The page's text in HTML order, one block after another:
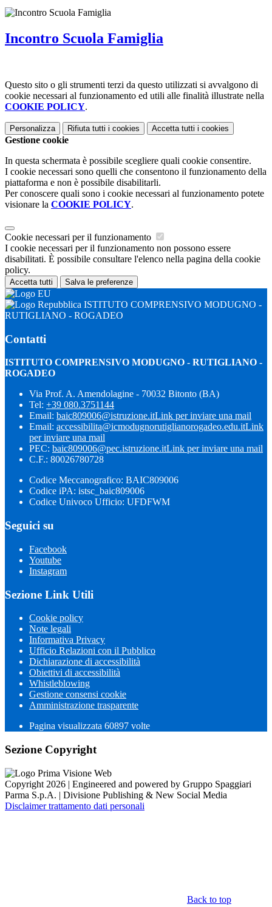
Incontro Scuola Famiglia
Questo sito o gli strumenti terzi da questo utilizzati si avvalgono di
cookie necessari al funzionamento ed utili alle finalità illustrate nella
COOKIE POLICY.
Personalizza Rifiuta tutti i cookies Accetta tutti i cookies
Gestione cookie
In questa schermata è possibile scegliere quali cookie consentire.
I cookie necessari sono quelli che consentono il funzionamento della
piattaforma e non è possibile disabilitarli.
Per conoscere quali sono i cookie necessari al funzionamento potete
visionare la COOKIE POLICY.
Cookie necessari per il funzionamento
I cookie necessari per il funzionamento non possono essere
disabilitati. È possibile consultare l'elenco nella pagina della cookie
policy.
Accetta tutti Salva le preferenze
ISTITUTO COMPRENSIVO MODUGNO -
RUTIGLIANO - ROGADEO
Contatti
ISTITUTO COMPRENSIVO MODUGNO - RUTIGLIANO -
ROGADEO
Via Prof. A. Amendolagine - 70032 Bitonto (BA)
Tel: +39 080.3751144
Email: baic809006@istruzione.itLink per inviare una mail
Email: accessibilita@icmodugnorutiglianorogadeo.edu.itLink
per inviare una mail
PEC: baic809006@pec.istruzione.itLink per inviare una mail
C.F.: 80026780728
Codice Meccanografico: BAIC809006
Codice iPA: istsc_baic809006
Codice Univoco Ufficio: UFDFWM
Seguici su
Facebook
Youtube
Instagram
Sezione Link Utili
Cookie policy
Note legali
Informativa Privacy
Ufficio Relazioni con il Pubblico
Dichiarazione di accessibilità
Obiettivi di accessibilità
Whistleblowing
Gestione consensi cookie
Amministrazione trasparente
Pagina visualizzata 60897 volte
Sezione Copyright
Copyright 2026 | Engineered and powered by Gruppo Spaggiari
Parma S.p.A. | Divisione Publishing & New Social Media
Disclaimer trattamento dati personali
Back to top